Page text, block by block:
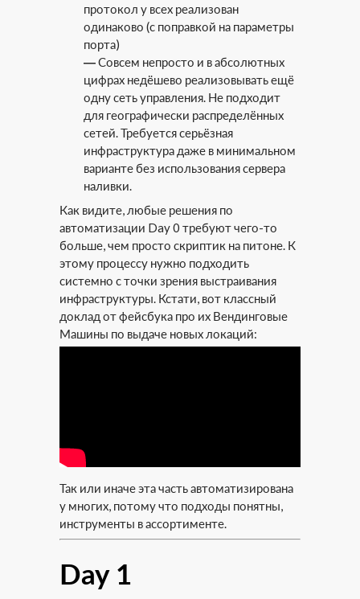
протокол у всех реализован
одинаково (с поправкой на параметры
порта)
—Совсем непросто и в абсолютных
цифрах недёшево реализовывать ещё
одну сеть управления. Не подходит
для географически распределённых
сетей. Требуется серьёзная
инфраструктура даже в минимальном
варианте без использования сервера
наливки.
Как видите, любые решения по
автоматизации Day 0 требуют чего-то
больше, чем просто скриптик на питоне. К
этому процессу нужно подходить
системно с точки зрения выстраивания
инфраструктуры. Кстати, вот классный
доклад от фейсбука про их Вендинговые
Машины по выдаче новых локаций:
Так или иначе эта часть автоматизирована
у многих, потому что подходы понятны,
инструменты в ассортименте.
Day 1